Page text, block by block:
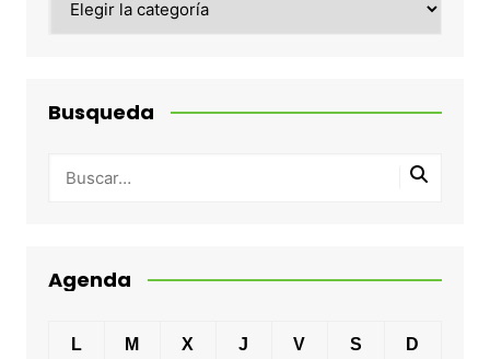
Busqueda
Agenda
L M X J V S D